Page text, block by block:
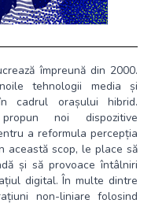
împreună din 2000.
tehnologii media și
cadrul orașului hibrid.
noi dispozitive
a reformula percepția
această scop, le place să
și să provoace întâlniri
digital. În multe dintre
non-liniare folosind